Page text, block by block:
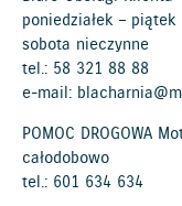
poniedziałek – piątek
sobota nieczynne
tel.: 58 321 88 88
e-mail:
POMOC DROGOWA
całodobowo
tel.: 601 634 634